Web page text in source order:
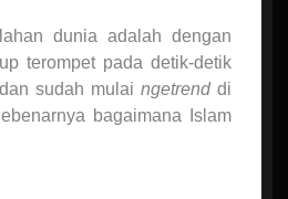
dunia adalah dengan
terompet pada detik-detik
sudah mulaingetrenddi
bagaimana Islam